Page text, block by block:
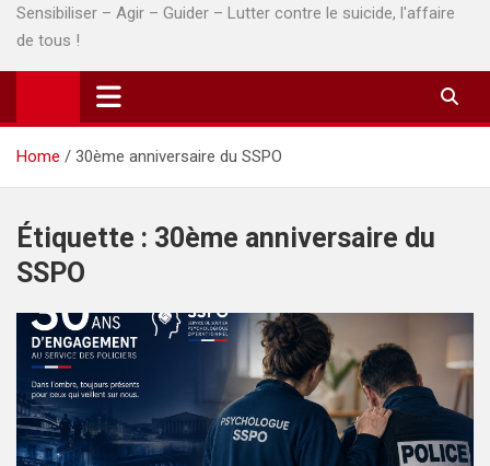
Sensibiliser – Agir – Guider – Lutter contre le suicide, l'affaire
de tous !
Home 30ème anniversaire du SSPO
Étiquette : 30ème anniversaire du
SSPO